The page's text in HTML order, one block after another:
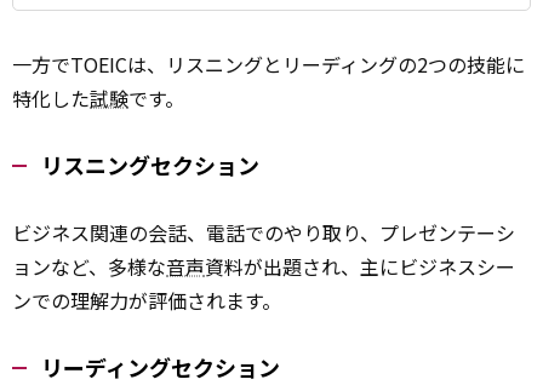
一方でTOEICは、リスニングとリーディングの2つの技能に
特化した試験です。
リスニングセクション
ビジネス関連の会話、電話でのやり取り、プレゼンテーシ
ョンなど、多様な音声資料が出題され、主にビジネスシー
ンでの理解力が評価されます。
リーディングセクション